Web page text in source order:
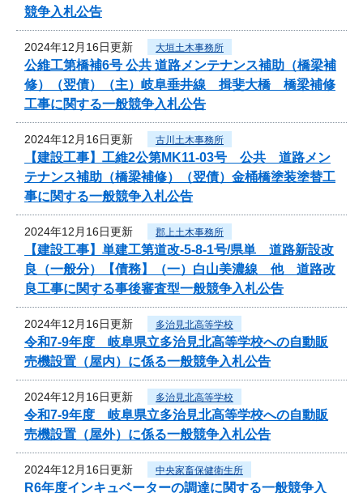
競争入札公告
2024年12月16日更新 大垣土木事務所
公維工第橋補6号 公共 道路メンテナンス補助（橋梁補
修）（翌債）（主）岐阜垂井線 揖斐大橋 橋梁補修
工事に関する一般競争入札公告
2024年12月16日更新 古川土木事務所
【建設工事】工維2公第MK11-03号 公共 道路メン
テナンス補助（橋梁補修）（翌債）金桶橋塗装塗替工
事に関する一般競争入札公告
2024年12月16日更新 郡上土木事務所
【建設工事】単建工第道改-5-8-1号/県単 道路新設改
良（一般分）【債務】（一）白山美濃線 他 道路改
良工事に関する事後審査型一般競争入札公告
2024年12月16日更新 多治見北高等学校
令和7‐9年度 岐阜県立多治見北高等学校への自動販
売機設置（屋内）に係る一般競争入札公告
2024年12月16日更新 多治見北高等学校
令和7‐9年度 岐阜県立多治見北高等学校への自動販
売機設置（屋外）に係る一般競争入札公告
2024年12月16日更新 中央家畜保健衛生所
R6年度インキュベーターの調達に関する一般競争入